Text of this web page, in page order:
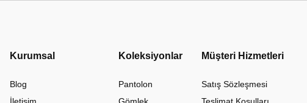
Kurumsal
Blog
Koleksiyonlar
Pantolon
Müşteri Hizmetleri
Satış Sözleşmesi